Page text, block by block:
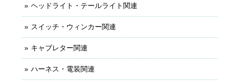
ヘッドライト・テールライト関連
スイッチ・ウィンカー関連
キャブレター関連
ハーネス・電装関連